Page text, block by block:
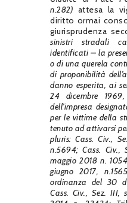
n.282) attesa la
diritto ormai
giurisprudenza
sinistri stradali
identificati – la
o di una querela
di proponibilità
danno esperita, ai
24 dicembre
dell’impresa
per le vittime della
tenuto ad attivarsi
pluris: Cass. Civ.,
n.5694; Cass. Civ.,
maggio 2018 n.
giugno 2017,
ordinanza del 30
Cass. Civ., Sez. III,